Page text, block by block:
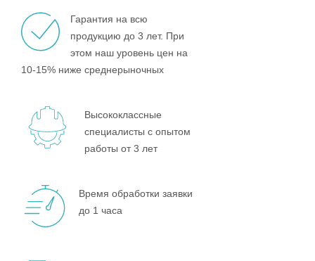
Гарантия на всю
продукцию до 3 лет. При
этом наш уровень цен на
10-15% ниже среднерыночных
Высококлассные
специалисты с опытом
работы от 3 лет
Время обработки заявки
до 1 часа